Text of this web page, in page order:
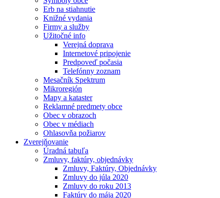
Erb na stiahnutie
Knižné vydania
Firmy a služby
Užitočné info
Verejná doprava
Internetové pripojenie
Predpoveď počasia
Telefónny zoznam
Mesačník Spektrum
Mikroregión
Mapy a kataster
Reklamné predmety obce
Obec v obrazoch
Obec v médiach
Ohlasovňa požiarov
Zverejňovanie
Úradná tabuľa
Zmluvy, faktúry, objednávky
Zmluvy, Faktúry, Objednávky
Zmluvy do júla 2020
Zmluvy do roku 2013
Faktúry do mája 2020